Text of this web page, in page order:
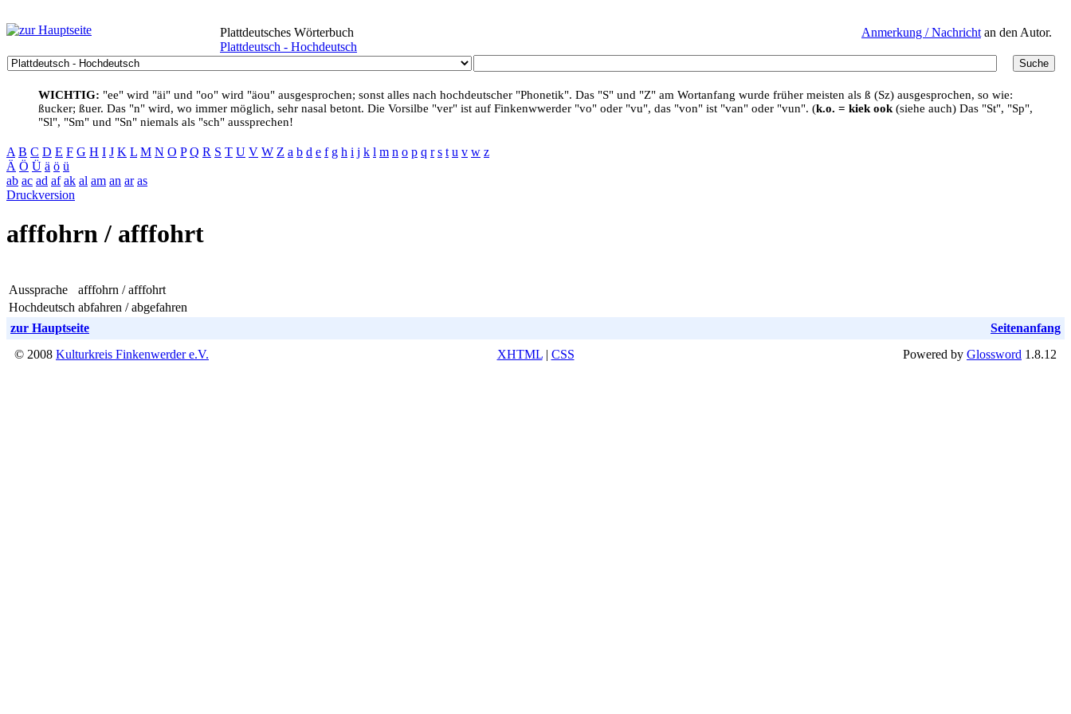
Anmerkung / Nachricht an den Autor.
Plattdeutsches Wörterbuch
Plattdeutsch - Hochdeutsch
WICHTIG: "ee" wird "äi" und "oo" wird "äou" ausgesprochen; sonst alles nach hochdeutscher "Phonetik". Das "S" und "Z" am Wortanfang wurde früher meisten als ß (Sz) ausgesprochen, so wie:
ßucker; ßuer. Das "n" wird, wo immer möglich, sehr nasal betont. Die Vorsilbe "ver" ist auf Finkenwwerder "vo" oder "vu", das "von" ist "van" oder "vun". (k.o. = kiek ook (siehe auch) Das "St", "Sp",
"Sl", "Sm" und "Sn" niemals als "sch" aussprechen!
A B C D E F G H I J K L M N O P Q R S T U V W Z a b d e f g h i j k l m n o p q r s t u v w z
Ä Ö Ü ä ö ü
ab ac ad af ak al am an ar as
Druckversion
afffohrn / afffohrt
Aussprache
afffohrn / afffohrt
Hochdeutsch abfahren / abgefahren
zur Hauptseite
Seitenanfang
© 2008 Kulturkreis Finkenwerder e.V. XHTML| CSS Powered by Glossword 1.8.12